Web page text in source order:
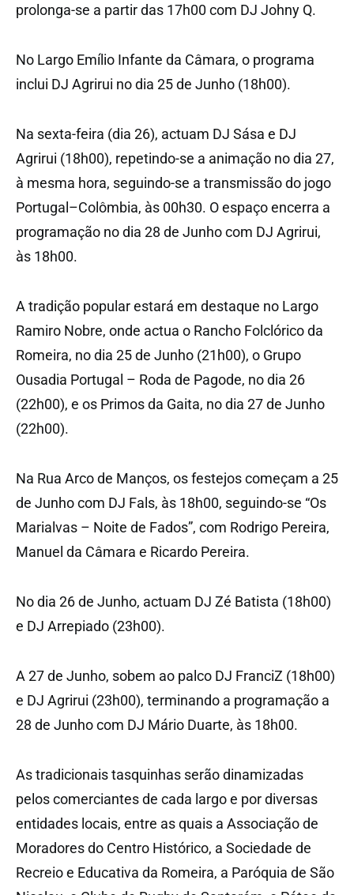
prolonga-se a partir das 17h00 com DJ Johny Q.
No Largo Emílio Infante da Câmara, o programa
inclui DJ Agrirui no dia 25 de Junho (18h00).
Na sexta-feira (dia 26), actuam DJ Sása e DJ
Agrirui (18h00), repetindo-se a animação no dia 27,
à mesma hora, seguindo-se a transmissão do jogo
Portugal–Colômbia, às 00h30. O espaço encerra a
programação no dia 28 de Junho com DJ Agrirui,
às 18h00.
A tradição popular estará em destaque no Largo
Ramiro Nobre, onde actua o Rancho Folclórico da
Romeira, no dia 25 de Junho (21h00), o Grupo
Ousadia Portugal – Roda de Pagode, no dia 26
(22h00), e os Primos da Gaita, no dia 27 de Junho
(22h00).
Na Rua Arco de Manços, os festejos começam a 25
de Junho com DJ Fals, às 18h00, seguindo-se “Os
Marialvas – Noite de Fados”, com Rodrigo Pereira,
Manuel da Câmara e Ricardo Pereira.
No dia 26 de Junho, actuam DJ Zé Batista (18h00)
e DJ Arrepiado (23h00).
A 27 de Junho, sobem ao palco DJ FranciZ (18h00)
e DJ Agrirui (23h00), terminando a programação a
28 de Junho com DJ Mário Duarte, às 18h00.
As tradicionais tasquinhas serão dinamizadas
pelos comerciantes de cada largo e por diversas
entidades locais, entre as quais a Associação de
Moradores do Centro Histórico, a Sociedade de
Recreio e Educativa da Romeira, a Paróquia de São